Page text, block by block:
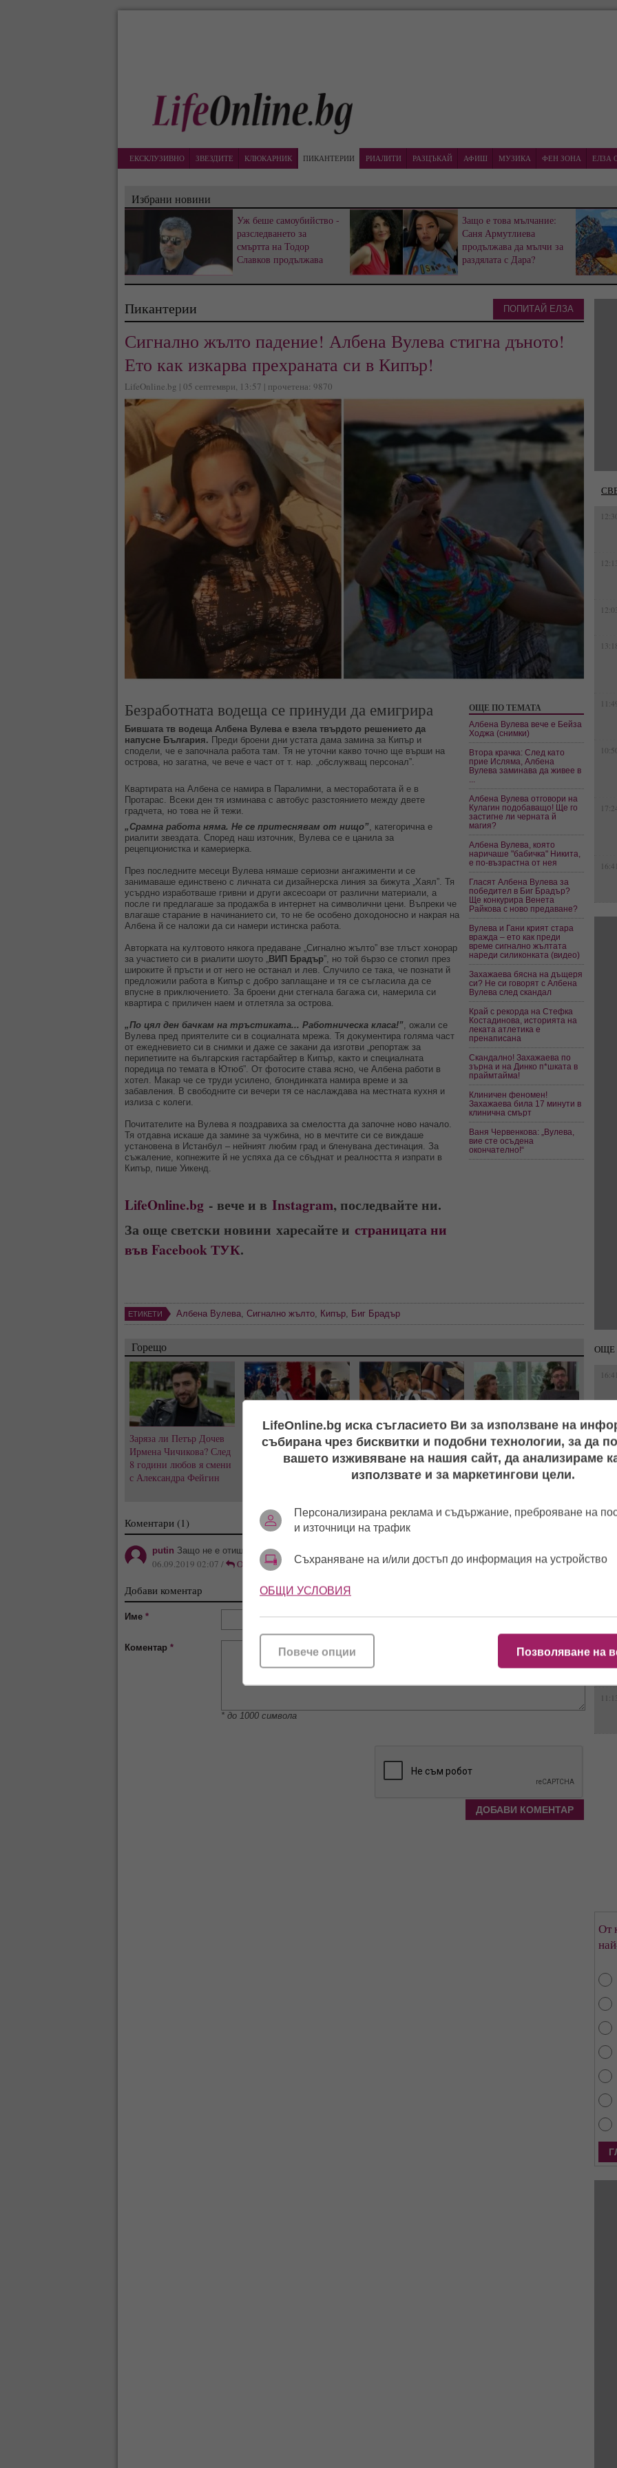
ЕКСКЛУЗИВНО ЗВЕЗДИТЕ КЛЮКАРНИК ПИКАНТЕРИИ РИАЛИТИ РАЗЦЪКАЙ АФИШ МУЗИКА ФЕН ЗОНА ЕЛЗА
Избрани новини
Уж беше самоубийство -
разследването за
смъртта на Тодор
Славков продължава
Защо е това мълчание:
Саня Армутлиева
продължава да мълчи за
раздялата с Дара?
Пикантерии
Сигнално жълто падение! Албена Вулева стигна дъното!
Ето как изкарва прехраната си в Кипър!
LifeOnline.bg | 05 септември, 13:57 | прочетена: 9870
Безработната водеща се принуди да емигрира
Бившата тв водеща Албена Вулева е взела твърдото решението да
напусне България. Преди броени дни устата дама замина за Кипър и
сподели, че е започнала работа там. Тя не уточни какво точно ще върши на
острова, но загатна, че вече е част от т. нар. „обслужващ персонал”.
Квартирата на Албена се намира в Паралимни, а местоработата й е в
Протарас. Всеки ден тя изминава с автобус разстоянието между двете
градчета, но това не й тежи.
„Срамна работа няма. Не се притеснявам от нищо”, категорична е
риалити звездата. Според наш източник, Вулева се е цанила за
рецепционистка и камериерка.
През последните месеци Вулева нямаше сериозни ангажименти и се
занимаваше единствено с личната си дизайнерска линия за бижута „Хаял”. Тя
усърдно изработваше гривни и други аксесоари от различни материали, а
после ги предлагаше за продажба в интернет на символични цени. Въпреки че
влагаше старание в начинанието си, то не бе особено доходоносно и накрая на
Албена й се наложи да си намери истинска работа.
Авторката на култовото някога предаване „Сигнално жълто” взе тлъст хонорар
за участието си в риалити шоуто „ ВИП Брадър”, но той бързо се стопил през
широките й пръсти и от него не останал и лев. Случило се така, че познати й
предложили работа в Кипър с добро заплащане и тя се съгласила да се
впусне в приключението. За броени дни стегнала багажа си, намерила си
квартира с приличен наем и отлетяла за острова.
„По цял ден бачкам на тръстиката... Работническа класа!”, ожали се
Вулева пред приятелите си в социалната мрежа. Тя документира голяма част
от ежедневието си в снимки и даже се закани да изготви „репортаж за
перипетиите на българския гастарбайтер в Кипър, както и специалната
поредица по темата в Ютюб”. От фотосите става ясно, че Албена работи в
хотел. Макар че се труди усилено, блондинката намира време и за
забавления. В свободните си вечери тя се наслаждава на местната кухня и
излиза с колеги.
Почитателите на Вулева я поздравиха за смелостта да започне ново начало.
Тя отдавна искаше да замине за чужбина, но в мечтите си се виждаше
установена в Истанбул – нейният любим град и бленувана дестинация. За
съжаление, копнежите й не успяха да се сбъднат и реалността я изпрати в
Кипър, пише Уикенд.
LifeOnline.bg - вече и в Instagram, последвайте ни.
За още светски новини харесайте и страницата ни
във Facebook ТУК.
ОЩЕ ПО ТЕМАТА
Албена Вулева вече е Бейза
Ходжа (снимки)
Втора крачка: След като
прие Исляма, Албена
Вулева заминава да живее в
Албена Вулева отговори на
Кулагин подобаващо! Ще го
застигне ли черната й
магия?
Албена Вулева, която
наричаше "бабичка" Никита,
е по-възрастна от нея
Гласят Албена Вулева за
победител в Биг Брадър?
Ще конкурира Венета
Райкова с ново предаване?
Вулева и Гани крият стара
вражда – ето как преди
време сигнално жълтата
нареди силиконката (видео)
Захажаева бясна на дъщеря
си? Не си говорят с Албена
Вулева след скандал
Край с рекорда на Стефка
Костадинова, историята на
леката атлетика е
пренаписана
Скандално! Захажаева по
зърна и на Динко п*шката в
праймтайма!
Клиничен феномен!
Захажаева била 17 минути в
клинична смърт
Ваня Червенкова: „Вулева,
вие сте осъдена
окончателно!“
ЕТИКЕТИ Албена Вулева, Сигнално жълто, Кипър, Биг Брадър
Горещо
Заряза ли Петър Дочев
Ирмена Чичикова? След
8 години любов я смени
с Александра Фейгин
Къна на „Високото":
Емрах Стораро и Айлян
преди сватбата, докато
Видео издаде флирта
"Локо" (Пд) заби
чалгаджийката Ивайла
Нова жена? Геро стопи
50 кила, подмлади се и
сложи край на 20-
годишен брак
Коментари (1)
putin Защо не е отишла в любимата Рассиа? Там нали било "рай на земята" :):):)
06.09.2019 02:07 / Отговор
Добави коментар
Име *
Коментар *
* до 1000 символа
ПОПИТАЙ ЕЛЗА
16:41
ОЩЕ
16:41
От
LifeOnline.bg иска съгласието Ви за използване на
събирана чрез бисквитки и подобни технологии, за да
вашето изживяване на нашия сайт, да анализираме
използвате и за маркетингови цели.
Персонализирана реклама и съдържание, преброяване на
и източници на трафик
Съхраняване на и/или достъп до информация на устройство
ОБЩИ УСЛОВИЯ
Позволяване на
Повече опции